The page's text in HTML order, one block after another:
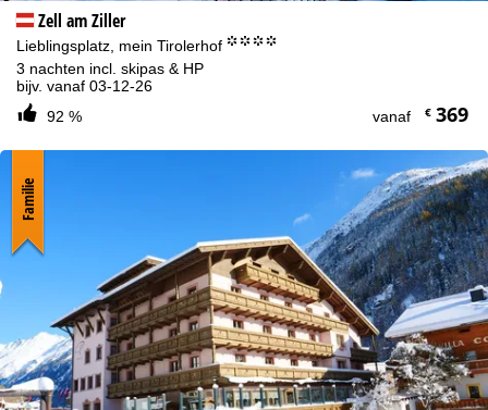
Zell am Ziller
Lieblingsplatz, mein Tirolerhof °°°°
3 nachten incl. skipas & HP
bijv. vanaf 03-12-26
92 %
vanaf €369
Familie